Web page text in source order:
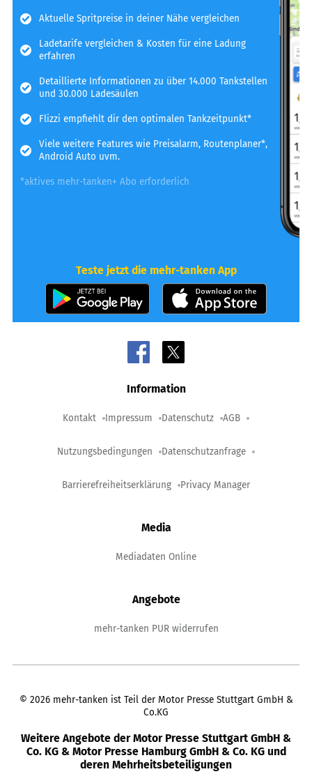
Aktuelle Spritpreise in deiner Nähe vergleichen
Ladetarife vergleichen & Kosten für eine Ladung
erfahren
Detaillierte Informationen zu über 14.000 Tankstellen
und 30.000 Ladesäulen
Flizzi empfiehlt dir den optimalen Tankzeitpunkt*
Viele weitere Features wie Preisalarm, Routenplaner*,
Android Auto uvm.
*aktives mehr-tanken+ Abo erforderlich
Teste jetzt die mehr-tanken App
Information
Kontakt Impressum Datenschutz AGB
Nutzungsbedingungen Datenschutzanfrage
Barrierefreiheitserklärung Privacy Manager
Media
Mediadaten Online
Angebote
mehr-tanken PUR widerrufen
© 2026 mehr-tanken ist Teil der Motor Presse Stuttgart GmbH &
Co.KG
Weitere Angebote der Motor Presse Stuttgart GmbH &
Co. KG & Motor Presse Hamburg GmbH & Co. KG und
deren Mehrheitsbeteiligungen